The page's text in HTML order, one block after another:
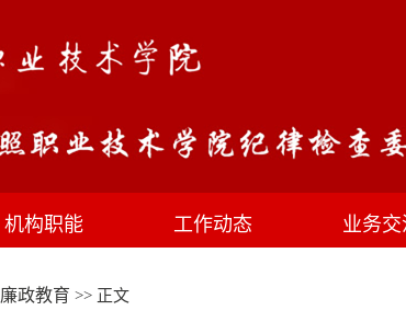
机构职能 工作动态 业务交
廉政教育 >> 正文